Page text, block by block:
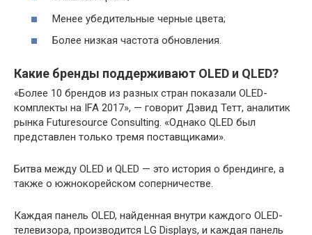
Менее убедительные черные цвета;
Более низкая частота обновления.
Какие бренды поддерживают OLED и QLED?
«Более 10 брендов из разных стран показали OLED-
комплекты на IFA 2017», — говорит Дэвид Тетт, аналитик
рынка Futuresource Consulting. «Однако QLED был
представлен только тремя поставщиками».
Битва между OLED и QLED — это история о брендинге, а
также о южнокорейском соперничестве.
Каждая панель OLED, найденная внутри каждого OLED-
телевизора, производится LG Displays, и каждая панель